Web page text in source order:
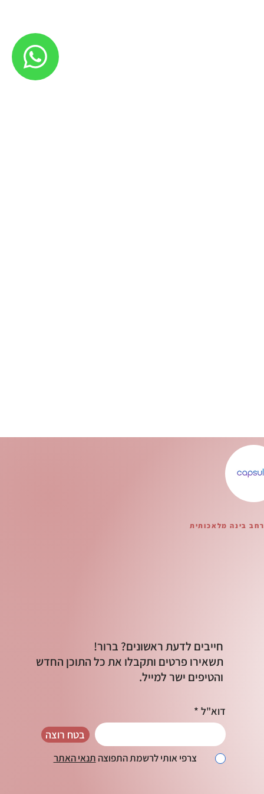
חייבים לדעת ראשונים? ברור!
תשאירו פרטים ותקבלו את כל התוכן החדש
והטיפים ישר למייל.
בטח רוצה
דוא"ל
צרפי אותי לרשמת התפוצה תנאי האתר
בינה מלאכותית